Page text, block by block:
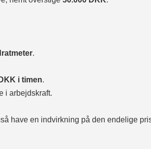
.
i timen.
i arbejdskraft.
have en indvirkning på den endelige